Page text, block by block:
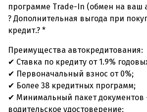
программе Trade-In (обмен на ваш
? Дополнительная выгода при
кредит.? *
Преимущества автокредитования:
✔ Ставка по кредиту от 1.9%
✔ Первоначальный взнос от 0%;
✔ Более 38 кредитных программ;
✔ Минимальный пакет документов
водительское удостоверение;